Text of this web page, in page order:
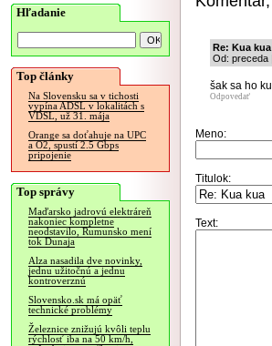
Hľadanie
Top články
Na Slovensku sa v tichosti
vypína ADSL v lokalitách s
VDSL, už 31. mája
Orange sa doťahuje na UPC
a O2, spustí 2.5 Gbps
pripojenie
Top správy
Maďarsko jadrovú elektráreň
nakoniec kompletne
neodstavilo, Rumunsko mení
tok Dunaja
Alza nasadila dve novinky,
jednu užitočnú a jednu
kontroverznú
Slovensko.sk má opäť
technické problémy
Železnice znižujú kvôli teplu
rýchlosť iba na 50 km/h,
Re: Kua kua
Od: preceda
šak sa ho
Odpovedať
Meno:
Titulok:
Text: